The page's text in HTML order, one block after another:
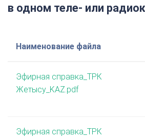
в одном теле- или
Наименование файла
Эфирная справка_ТРК
Жетысу_KAZ.pdf
Эфирная справка_ТРК